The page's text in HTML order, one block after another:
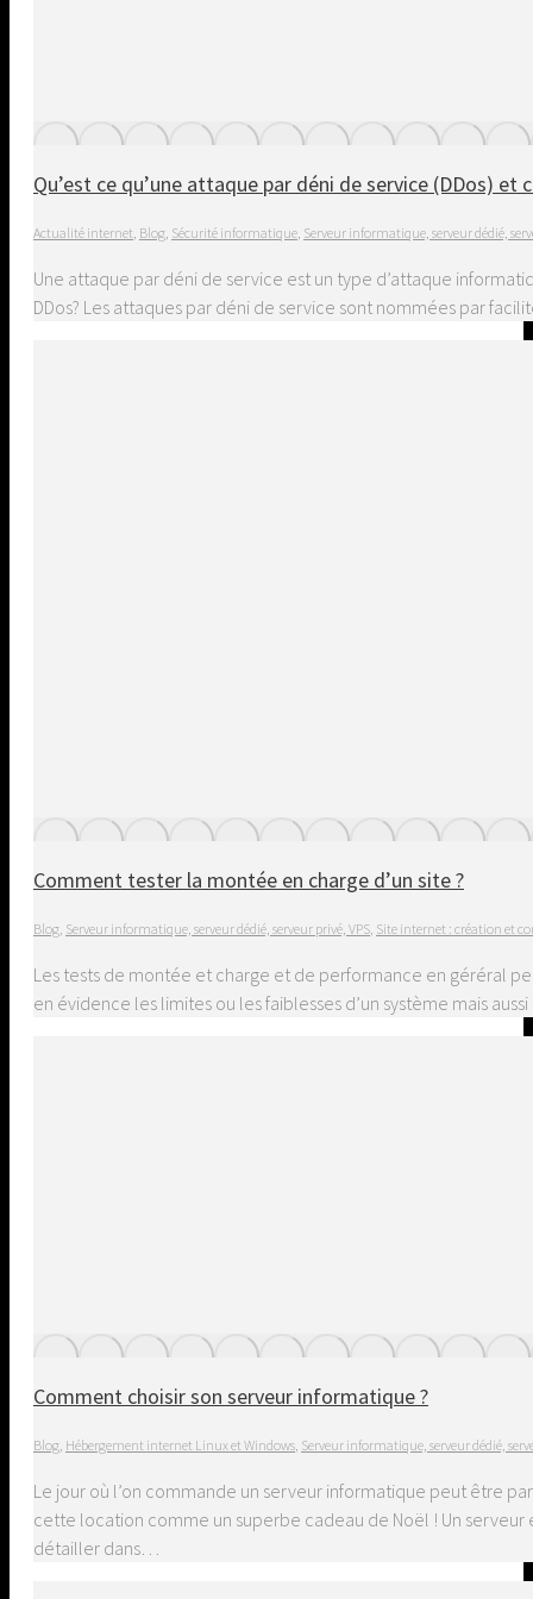
Qu’est ce qu’une attaque par déni de service (DDos) et
Actualité internet Blog Sécurité informatique Serveur informatique, serveur dédié,
Une attaque par déni de service est un type d’attaque
DDos? Les attaques par déni de service sont nommées par
Comment tester la montée en charge d’un site ?
Blog Serveur informatique, serveur dédié, serveur privé, VPS Site internet : création et
Les tests de montée et charge et de performance en géréral
en évidence les limites ou les faiblesses d’un système mais
Comment choisir son serveur informatique ?
Blog Hébergement internet Linux et Windows Serveur informatique, serveur dédié,
Le jour où l’on commande un serveur informatique peut être
cette location comme un superbe cadeau de Noël ! Un
détailler dans…